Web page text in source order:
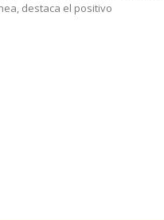
destaca el positivo